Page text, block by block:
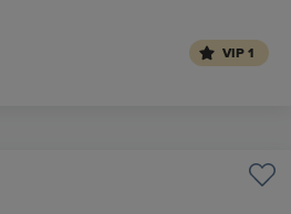
VIP 1